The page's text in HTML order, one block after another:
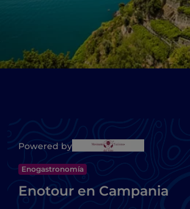
Powered by
Enogastronomía
Enotour en Campania